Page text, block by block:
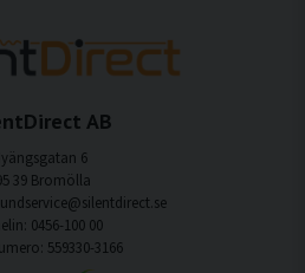
AB
6
39 Bromölla
0456-100 00
559330-3166